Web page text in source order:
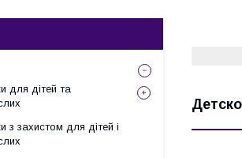
для дітей та
з захистом для дітей і